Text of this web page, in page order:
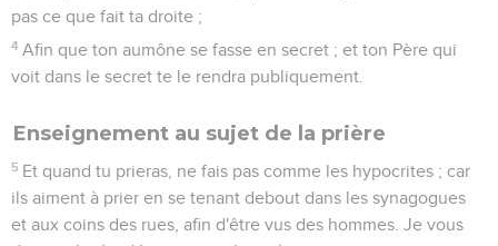
pas ce que fait ta droite ;
4 Afin que ton aumône se fasse en secret ; et ton Père qui
voit dans le secret te le rendra publiquement.
Enseignement au sujet de la prière
5 Et quand tu prieras, ne fais pas comme les hypocrites ; car
ils aiment à prier en se tenant debout dans les synagogues
et aux coins des rues, afin d'être vus des hommes. Je vous